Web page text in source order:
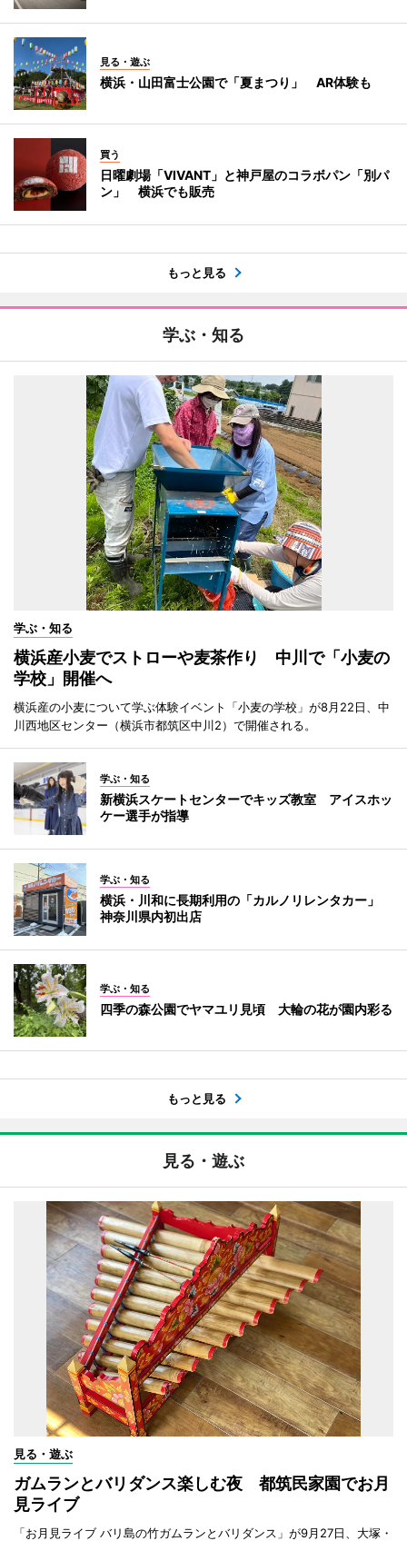
見る・遊ぶ
横浜・山田富士公園で「夏まつり」 AR体験も
買う
日曜劇場「VIVANT」と神戸屋のコラボパン「別パ
ン」 横浜でも販売
もっと見る
学ぶ・知る
学ぶ・知る
横浜産小麦でストローや麦茶作り 中川で「小麦の
学校」開催へ
横浜産の小麦について学ぶ体験イベント「小麦の学校」が8月22日、中
川西地区センター（横浜市都筑区中川2）で開催される。
学ぶ・知る
新横浜スケートセンターでキッズ教室 アイスホッ
ケー選手が指導
学ぶ・知る
横浜・川和に長期利用の「カルノリレンタカー」
神奈川県内初出店
学ぶ・知る
四季の森公園でヤマユリ見頃 大輪の花が園内彩る
もっと見る
見る・遊ぶ
見る・遊ぶ
ガムランとバリダンス楽しむ夜 都筑民家園でお月
見ライブ
「お月見ライブ バリ島の竹ガムランとバリダンス」が9月27日、大塚・